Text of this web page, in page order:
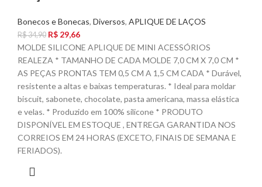
Bonecos e Bonecas, Diversos, APLIQUE DE LAÇOS
R$34,90 R$ 29,66
MOLDE SILICONE APLIQUE DE MINI ACESSÓRIOS
REALEZA * TAMANHO DE CADA MOLDE 7,0 CM X 7,0 CM *
AS PEÇAS PRONTAS TEM 0,5 CM A 1,5 CM CADA * Durável,
resistente a altas e baixas temperaturas. * Ideal para moldar
biscuit, sabonete, chocolate, pasta americana, massa elástica
e velas. * Produzido em 100% silicone * PRODUTO
DISPONÍVEL EM ESTOQUE , ENTREGA GARANTIDA NOS
CORREIOS EM 24 HORAS (EXCETO, FINAIS DE SEMANA E
FERIADOS).